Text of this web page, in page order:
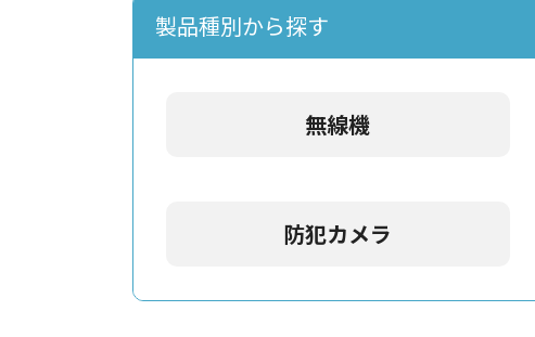
製品種別から探す
無線機
防犯カメラ